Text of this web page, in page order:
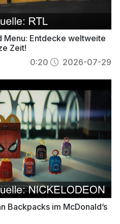
Menu: Entdecke weltweite
Zeit!
0:20 2026-07-29
Backpacks im McDonald’s